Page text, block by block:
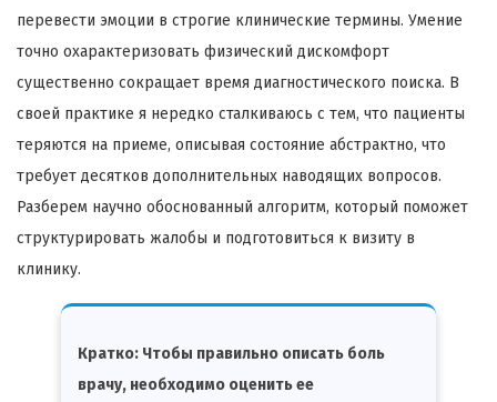
перевести эмоции в строгие клинические термины. Умение
точно охарактеризовать физический дискомфорт
существенно сокращает время диагностического поиска. В
своей практике я нередко сталкиваюсь с тем, что пациенты
теряются на приеме, описывая состояние абстрактно, что
требует десятков дополнительных наводящих вопросов.
Разберем научно обоснованный алгоритм, который поможет
структурировать жалобы и подготовиться к визиту в
клинику.
Кратко: Чтобы правильно описать боль
врачу, необходимо оценить ее